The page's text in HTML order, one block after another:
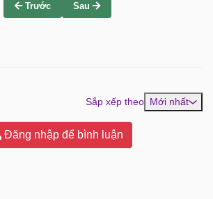
Trước Sau
Sắp xếp theo Mới nhất
Đăng nhập để bình luận